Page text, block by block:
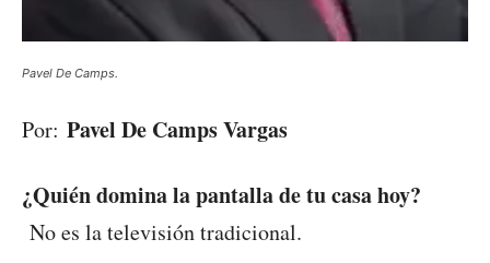
Pavel De Camps.
Por: Pavel De Camps Vargas
¿Quién domina la pantalla de tu casa hoy?
No es la televisión tradicional.